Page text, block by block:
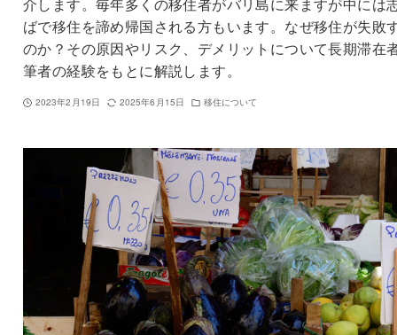
ばで移住を諦め帰国される方もいます。なぜ移住が失敗
のか？その原因やリスク、デメリットについて長期滞在
筆者の経験をもとに解説します。
2023年2月19日 2025年6月15日 移住について